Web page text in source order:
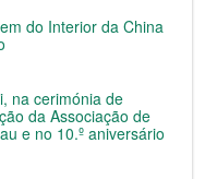
do Interior da China
na cerimónia de
da Associação de
e no 10.º aniversário